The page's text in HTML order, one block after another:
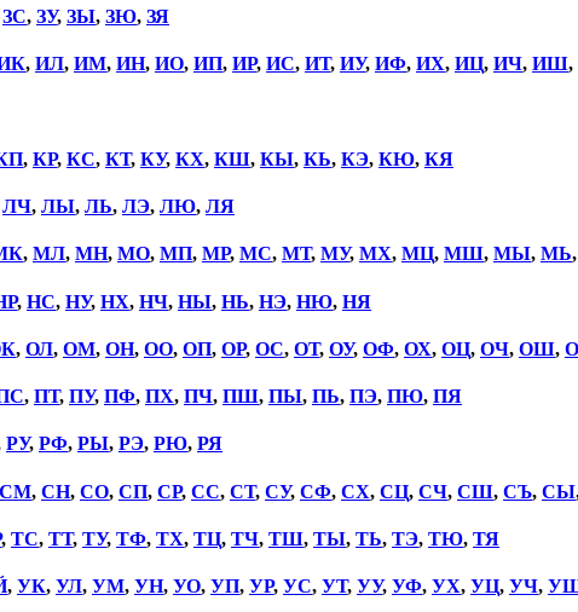
ЗС, ЗУ, ЗЫ, ЗЮ, ЗЯ
, ИЛ, ИМ, ИН, ИО, ИП, ИР, ИС, ИТ, ИУ, ИФ, ИХ, ИЦ, ИЧ, ИШ,
, КР, КС, КТ, КУ, КХ, КШ, КЫ, КЬ, КЭ, КЮ, КЯ
ЛЧ, ЛЫ, ЛЬ, ЛЭ, ЛЮ, ЛЯ
, МЛ, МН, МО, МП, МР, МС, МТ, МУ, МХ, МЦ, МШ, МЫ, МЬ,
, НС, НУ, НХ, НЧ, НЫ, НЬ, НЭ, НЮ, НЯ
, ОЛ, ОМ, ОН, ОО, ОП, ОР, ОС, ОТ, ОУ, ОФ, ОХ, ОЦ, ОЧ, ОШ,
, ПТ, ПУ, ПФ, ПХ, ПЧ, ПШ, ПЫ, ПЬ, ПЭ, ПЮ, ПЯ
РУ, РФ, РЫ, РЭ, РЮ, РЯ
СМ, СН, СО, СП, СР, СС, СТ, СУ, СФ, СХ, СЦ, СЧ, СШ, СЪ, СЫ
, ТС, ТТ, ТУ, ТФ, ТХ, ТЦ, ТЧ, ТШ, ТЫ, ТЬ, ТЭ, ТЮ, ТЯ
, УК, УЛ, УМ, УН, УО, УП, УР, УС, УТ, УУ, УФ, УХ, УЦ, УЧ,